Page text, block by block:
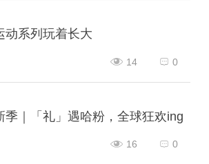
动系列玩着长大
0
14
季｜「礼」遇哈粉，全球狂欢ing
0
16